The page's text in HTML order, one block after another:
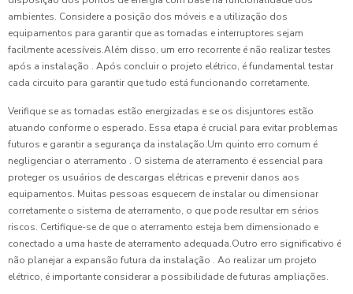
ambientes. Considere a posição dos móveis e a utilização dos
equipamentos para garantir que as tomadas e interruptores sejam
facilmente acessíveis.Além disso, um erro recorrente é não realizar testes
após a instalação . Após concluir o projeto elétrico, é fundamental testar
cada circuito para garantir que tudo está funcionando corretamente.
Verifique se as tomadas estão energizadas e se os disjuntores estão
atuando conforme o esperado. Essa etapa é crucial para evitar problemas
futuros e garantir a segurança da instalação.Um quinto erro comum é
negligenciar o aterramento . O sistema de aterramento é essencial para
proteger os usuários de descargas elétricas e prevenir danos aos
equipamentos. Muitas pessoas esquecem de instalar ou dimensionar
corretamente o sistema de aterramento, o que pode resultar em sérios
riscos. Certifique-se de que o aterramento esteja bem dimensionado e
conectado a uma haste de aterramento adequada.Outro erro significativo é
não planejar a expansão futura da instalação . Ao realizar um projeto
elétrico, é importante considerar a possibilidade de futuras ampliações.